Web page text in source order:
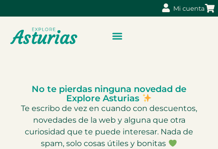
Mi cuenta
No te pierdas ninguna novedad de
Explore Asturias
Te escribo de vez en cuando con descuentos,
novedades de la web y alguna que otra
curiosidad que te puede interesar. Nada de
spam, solo cosas útiles y bonitas